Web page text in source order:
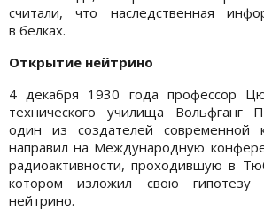
считали, что наследственная
в белках.
Открытие нейтрино
4 декабря 1930 года профессор
технического училища Вольфганг
один из создателей современной
направил на Международную
радиоактивности, проходившую в
котором изложил свою гипотезу
нейтрино.